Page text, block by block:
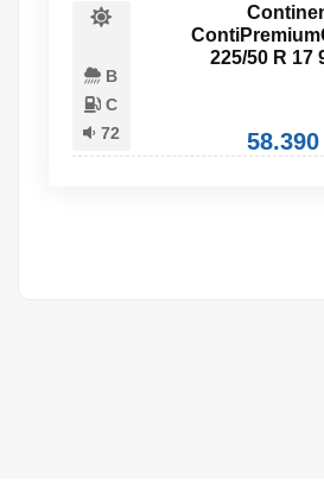
B
C
72
225/50 R 17